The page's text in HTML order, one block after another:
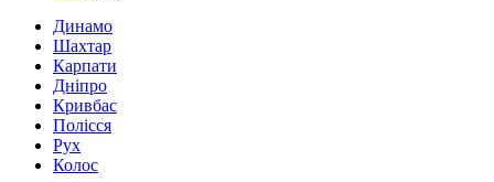
Динамо
Шахтар
Карпати
Дніпро
Кривбас
Полісся
Рух
Колос